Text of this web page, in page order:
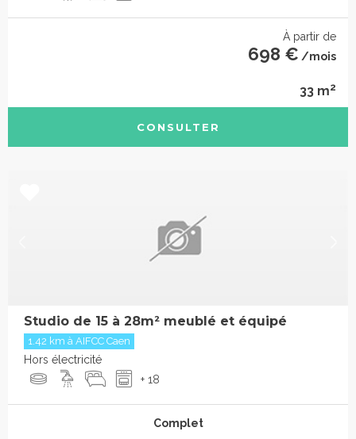
À partir de
698 € /mois
33 m2
CONSULTER
Studio de 15 à 28m² meublé et équipé
1.42 km à AIFCC Caen
Hors électricité
+ 18
Complet